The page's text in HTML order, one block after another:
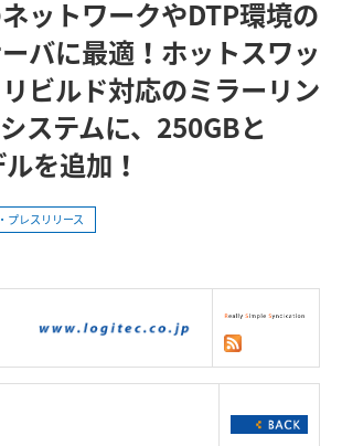
ットワークやDTP環境の
バに最適！ホットスワッ
ビルド対応のミラーリン
ステムに、250GBと
を追加！
プレスリリース